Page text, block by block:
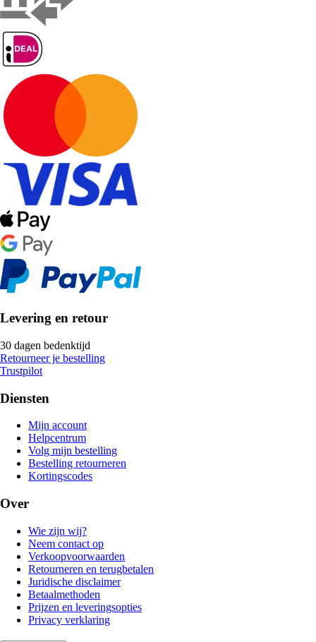
Levering en retour
30 dagen bedenktijd
Retourneer je bestelling
Trustpilot
Diensten
Mijn account
Helpcentrum
Volg mijn bestelling
Bestelling retourneren
Kortingscodes
Over
Wie zijn wij?
Neem contact op
Verkoopvoorwaarden
Retourneren en terugbetalen
Juridische disclaimer
Betaalmethoden
Prijzen en leveringsopties
Privacy verklaring